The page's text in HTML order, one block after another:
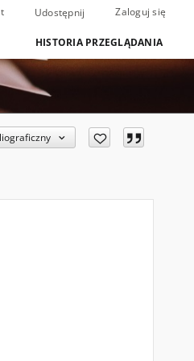
Udostępnij Zaloguj się
HISTORIA PRZEGLĄDANIA